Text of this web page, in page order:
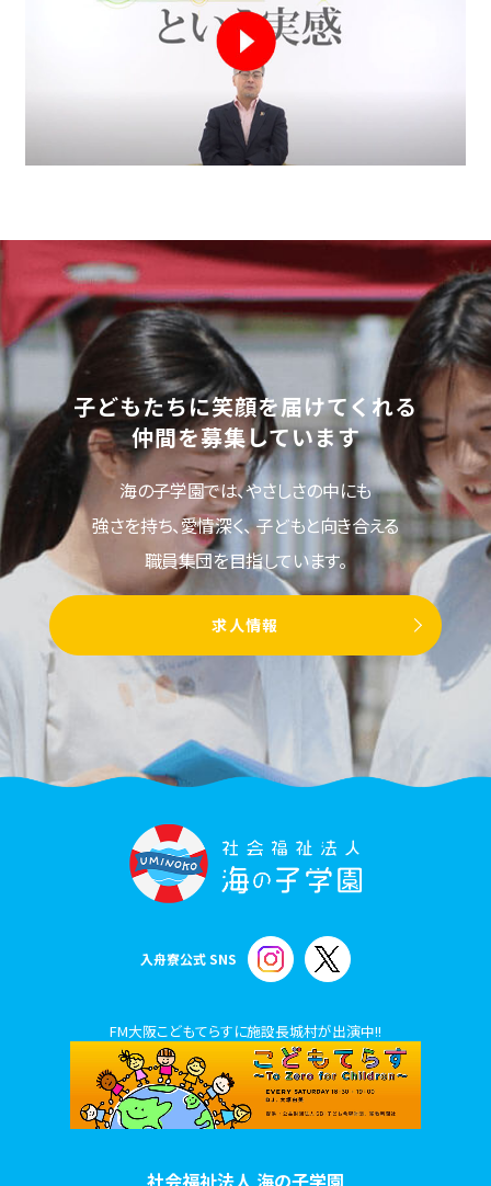
子どもたちに笑顔を届けてくれる
仲間を募集しています
海の子学園では、やさしさの中にも
強さを持ち、愛情深く、子どもと向き合える
職員集団を目指しています。
求人情報
入舟寮公式 SNS
FM大阪こどもてらすに施設長城村が出演中!!
社会福祉法人 海の子学園